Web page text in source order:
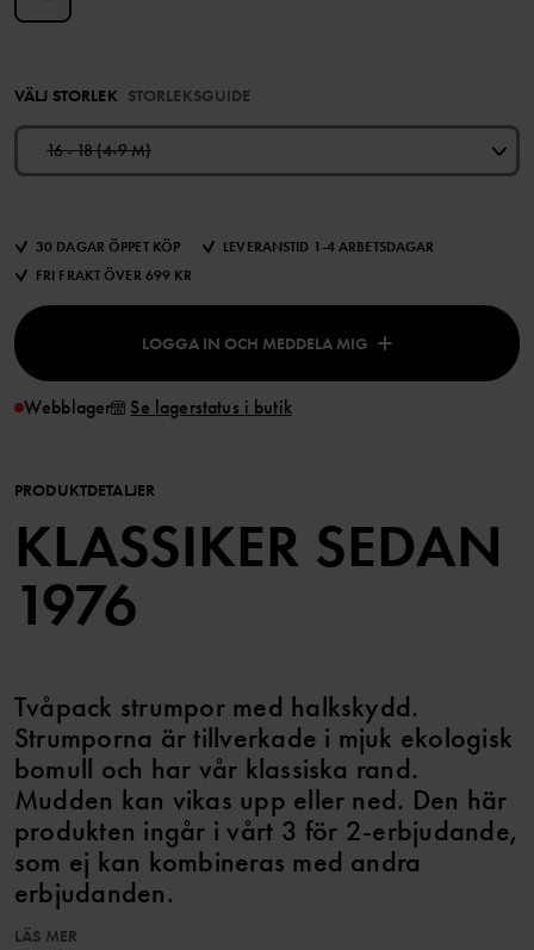
VÄLJ STORLEK STORLEKSGUIDE
16 - 18 (4-9 M)
30 DAGAR ÖPPET KÖP
LEVERANSTID 1-4 ARBETSDAGAR
FRI FRAKT ÖVER 699 KR
LOGGA IN OCH MEDDELA MIG
Webblager Se lagerstatus i butik
PRODUKTDETALJER
KLASSIKER SEDAN
1976
Tvåpack strumpor med halkskydd.
Strumporna är tillverkade i mjuk ekologisk
bomull och har vår klassiska rand.
Mudden kan vikas upp eller ned. Den här
produkten ingår i vårt 3 för 2-erbjudande,
som ej kan kombineras med andra
erbjudanden.
Artikelnummer
LÄS MER